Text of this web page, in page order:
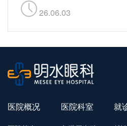
26.06.03
医院概况 医院科室 就